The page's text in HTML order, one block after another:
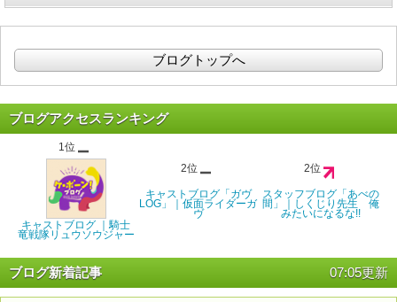
ブログトップへ
ブログアクセスランキング
1位
キャストブログ ｜騎士
竜戦隊リュウソウジャー
2位
キャストブログ「ガヴ
LOG」｜仮面ライダーガ
ヴ
2位
スタッフブログ「あべの
間」｜しくじり先生 俺
みたいになるな!!
ブログ新着記事 07:05更新